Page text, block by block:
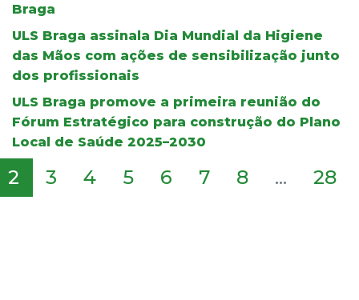
Braga
ULS Braga assinala Dia Mundial da Higiene
das Mãos com ações de sensibilização junto
dos profissionais
ULS Braga promove a primeira reunião do
Fórum Estratégico para construção do Plano
Local de Saúde 2025–2030
2 3 4 5 6 7 8 ... 28